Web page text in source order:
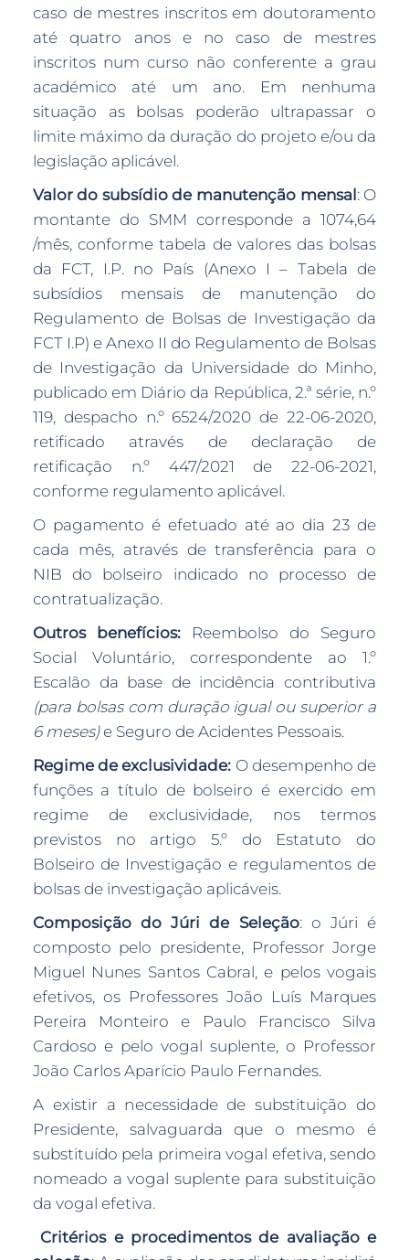
caso de mestres inscritos em doutoramento
até quatro anos e no caso de mestres
inscritos num curso não conferente a grau
académico até um ano. Em nenhuma
situação as bolsas poderão ultrapassar o
limite máximo da duração do projeto e/ou da
legislação aplicável.
Valor do subsídio de manutenção mensal : O
montante do SMM corresponde a 1074,64
/mês, conforme tabela de valores das bolsas
da FCT, I.P. no País (Anexo I – Tabela de
subsídios mensais de manutenção do
Regulamento de Bolsas de Investigação da
FCT I.P) e Anexo II do Regulamento de Bolsas
de Investigação da Universidade do Minho,
publicado em Diário da República, 2.ª série, n.º
119, despacho n.º 6524/2020 de 22-06-2020,
retificado através de declaração de
retificação n.º 447/2021 de 22-06-2021,
conforme regulamento aplicável.
O pagamento é efetuado até ao dia 23 de
cada mês, através de transferência para o
NIB do bolseiro indicado no processo de
contratualização.
Outros benefícios:Reembolso do Seguro
Social Voluntário, correspondente ao 1.º
Escalão da base de incidência contributiva
(para bolsas com duração igual ou superior a
6 meses)e Seguro de Acidentes Pessoais.
Regime de exclusividade: O desempenho de
funções a título de bolseiro é exercido em
regime de exclusividade, nos termos
previstos no artigo 5.º do Estatuto do
Bolseiro de Investigação e regulamentos de
bolsas de investigação aplicáveis.
Composição do Júri de Seleção: o Júri é
composto pelo presidente, Professor Jorge
Miguel Nunes Santos Cabral, e pelos vogais
efetivos, os Professores João Luís Marques
Pereira Monteiro e Paulo Francisco Silva
Cardoso e pelo vogal suplente, o Professor
João Carlos Aparício Paulo Fernandes.
A existir a necessidade de substituição do
Presidente, salvaguarda que o mesmo é
substituído pela primeira vogal efetiva, sendo
nomeado a vogal suplente para substituição
da vogal efetiva.
Critérios e procedimentos de avaliação e